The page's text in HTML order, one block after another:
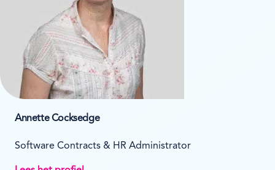
Annette Cocksedge
Software Contracts & HR Administrator